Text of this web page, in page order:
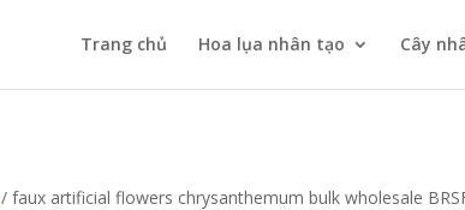
Trang chủ
Hoa lụa nhân tạo Cây
/ faux artificial flowers chrysanthemum bulk wholesale